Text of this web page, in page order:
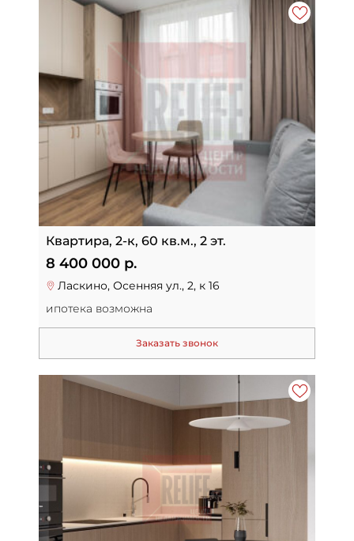
Квартира, 2-к, 60 кв.м., 2 эт.
8 400 000 р.
Ласкино, Осенняя ул., 2, к 16
ипотека возможна
Заказать звонок